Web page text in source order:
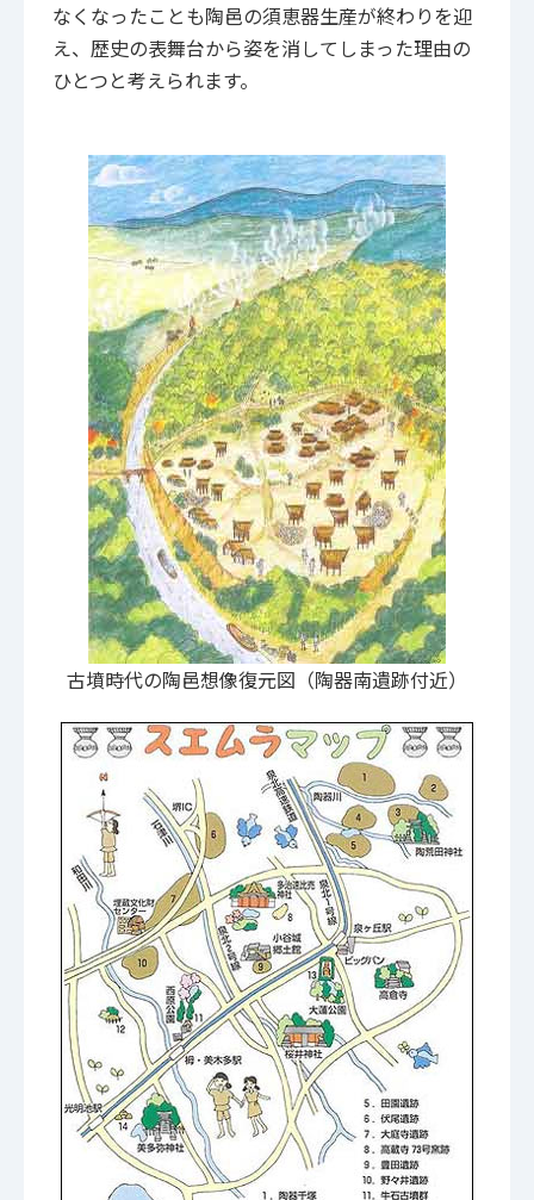
なくなったことも陶邑の須恵器生産が終わりを迎
え、歴史の表舞台から姿を消してしまった理由の
ひとつと考えられます。
古墳時代の陶邑想像復元図（陶器南遺跡付近）